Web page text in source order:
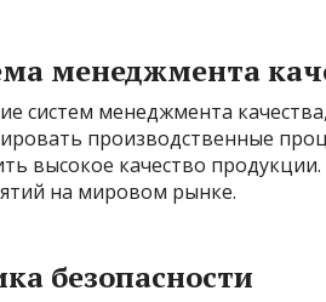
менеджмента
систем менеджмента
производственные
высокое качество
на мировом рынке.
безопасности